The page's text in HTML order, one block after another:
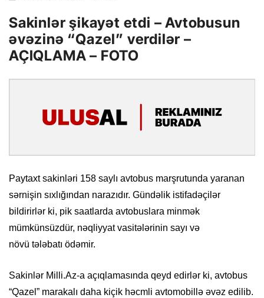
Sakinlər şikayət etdi – Avtobusun
əvəzinə “Qazel” verdilər –
AÇIQLAMA – FOTO
Paytaxt sakinləri 158 saylı avtobus marşrutunda yaranan
sərnişin sıxlığından narazıdır. Gündəlik istifadəçilər
bildirirlər ki, pik saatlarda avtobuslara minmək
mümkünsüzdür, nəqliyyat vasitələrinin sayı və
növü tələbatı ödəmir.
Sakinlər Milli.Az-a açıqlamasında qeyd edirlər ki, avtobus
“Qazel” marakalı daha kiçik həcmli avtomobillə əvəz edilib.